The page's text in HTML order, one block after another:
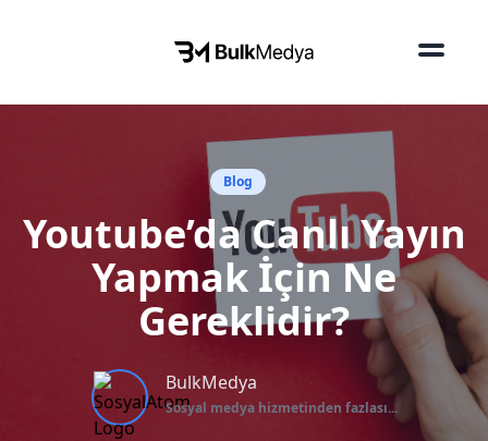
Blog
Youtube’da Canlı Yayın
Yapmak İçin Ne
Gereklidir?
BulkMedya
Sosyal medya hizmetinden fazlası...